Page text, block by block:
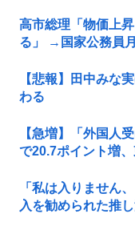
高市総理「物価上
る」 →国家公務員
【悲報】田中みな
わる
【急増】「外国人
で20.7ポイント増
「私は入りません
入を勧められた推